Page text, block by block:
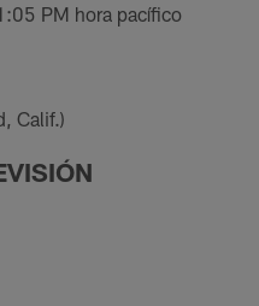
PM hora pacífico
Calif.)